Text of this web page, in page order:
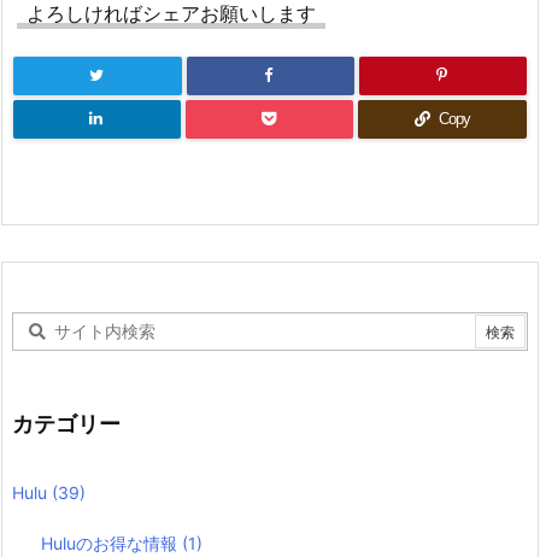
よろしければシェアお願いします
Copy
カテゴリー
Hulu (39)
Huluのお得な情報 (1)